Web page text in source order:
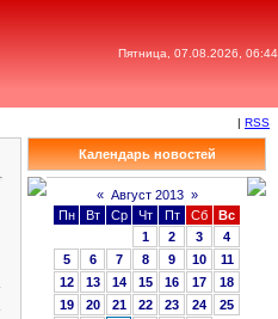
Пятница, 07.08.2026, 06:44
| RSS
Календарь новостей
« Август 2013 »
Пн
Вт Ср Чт Пт Сб
Вс
1
2 3
4
5
6 7 8 9 10
11
12
13 14 15 16 17
18
19
20 21 22 23 24
25